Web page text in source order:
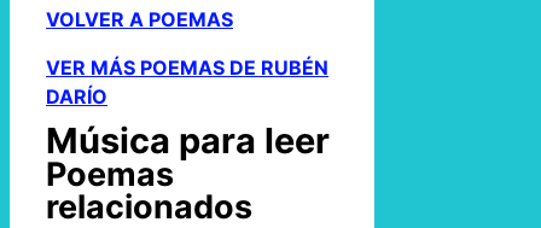
VOLVER A POEMAS
VER MÁS POEMAS DE RUBÉN
DARÍO
Música para leer
Poemas
relacionados